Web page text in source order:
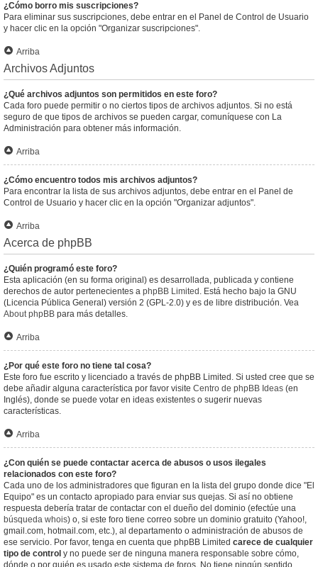
¿Cómo borro mis suscripciones?
Para eliminar sus suscripciones, debe entrar en el Panel de Control de Usuario
y hacer clic en la opción "Organizar suscripciones".
Arriba
Archivos Adjuntos
¿Qué archivos adjuntos son permitidos en este foro?
Cada foro puede permitir o no ciertos tipos de archivos adjuntos. Si no está
seguro de que tipos de archivos se pueden cargar, comuníquese con La
Administración para obtener más información.
Arriba
¿Cómo encuentro todos mis archivos adjuntos?
Para encontrar la lista de sus archivos adjuntos, debe entrar en el Panel de
Control de Usuario y hacer clic en la opción "Organizar adjuntos".
Arriba
Acerca de phpBB
¿Quién programó este foro?
Esta aplicación (en su forma original) es desarrollada, publicada y contiene
derechos de autor pertenecientes a phpBB Limited . Está hecho bajo la GNU
(Licencia Pública General) versión 2 (GPL-2.0) y es de libre distribución. Vea
About phpBB para más detalles.
Arriba
¿Por qué este foro no tiene tal cosa?
Este foro fue escrito y licenciado a través de phpBB Limited. Si usted cree que se
debe añadir alguna característica por favor visite Centro de phpBB Ideas (en
Inglés), donde se puede votar en ideas existentes o sugerir nuevas
características.
Arriba
¿Con quién se puede contactar acerca de abusos o usos ilegales
relacionados con este foro?
Cada uno de los administradores que figuran en la lista del grupo donde dice "El
Equipo" es un contacto apropiado para enviar sus quejas. Si así no obtiene
respuesta debería tratar de contactar con el dueño del dominio (efectúe una
búsqueda whois) o, si este foro tiene correo sobre un dominio gratuito (Yahoo!,
gmail.com, hotmail.com, etc.), al departamento o administración de abusos de
ese servicio. Por favor, tenga en cuenta que phpBB Limited carece de cualquier
tipo de control y no puede ser de ninguna manera responsable sobre cómo,
dónde o por quién es usado este sistema de foros. No tiene ningún sentido